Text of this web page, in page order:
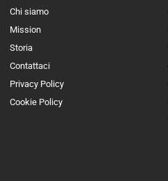
Chi siamo
Mission
Storia
Contattaci
Privacy Policy
Cookie Policy